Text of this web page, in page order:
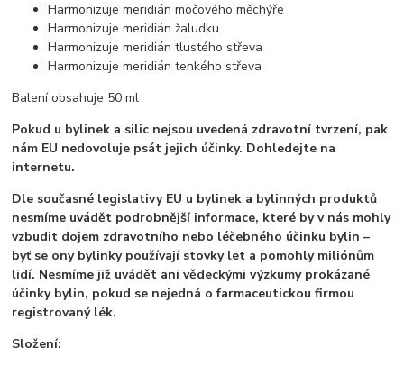
Harmonizuje meridián močového měchýře
Harmonizuje meridián žaludku
Harmonizuje meridián tlustého střeva
Harmonizuje meridián tenkého střeva
Balení obsahuje 50 ml
Pokud u bylinek a silic nejsou uvedená zdravotní tvrzení, pak
nám EU nedovoluje psát jejich účinky. Dohledejte na
internetu.
Dle současné legislativy EU u bylinek a bylinných produktů
nesmíme uvádět podrobnější informace, které by v nás mohly
vzbudit dojem zdravotního nebo léčebného účinku bylin –
byť se ony bylinky používají stovky let a pomohly miliónům
lidí. Nesmíme již uvádět ani vědeckými výzkumy prokázané
účinky bylin, pokud se nejedná o farmaceutickou firmou
registrovaný lék.
Složení: